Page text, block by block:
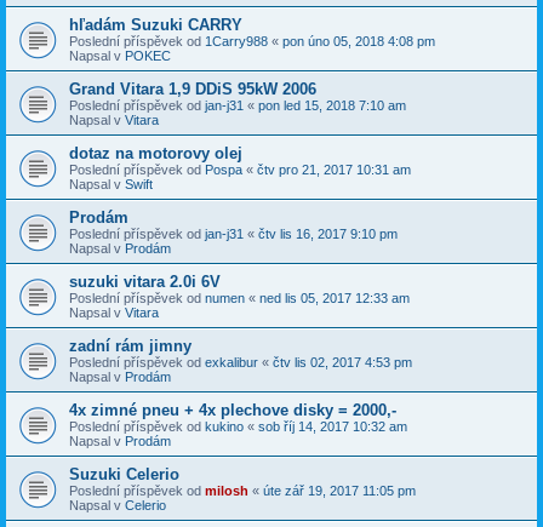
hľadám Suzuki CARRY
Poslední příspěvek od 1Carry988 « pon úno 05, 2018 4:08 pm
Napsal v POKEC
Grand Vitara 1,9 DDiS 95kW 2006
Poslední příspěvek od jan-j31 « pon led 15, 2018 7:10 am
Napsal v Vitara
dotaz na motorovy olej
Poslední příspěvek od Pospa « čtv pro 21, 2017 10:31 am
Napsal v Swift
Prodám
Poslední příspěvek od jan-j31 « čtv lis 16, 2017 9:10 pm
Napsal v Prodám
suzuki vitara 2.0i 6V
Poslední příspěvek od numen « ned lis 05, 2017 12:33 am
Napsal v Vitara
zadní rám jimny
Poslední příspěvek od exkalibur « čtv lis 02, 2017 4:53 pm
Napsal v Prodám
4x zimné pneu + 4x plechove disky = 2000,-
Poslední příspěvek od kukino « sob říj 14, 2017 10:32 am
Napsal v Prodám
Suzuki Celerio
Poslední příspěvek od milosh « úte zář 19, 2017 11:05 pm
Napsal v Celerio